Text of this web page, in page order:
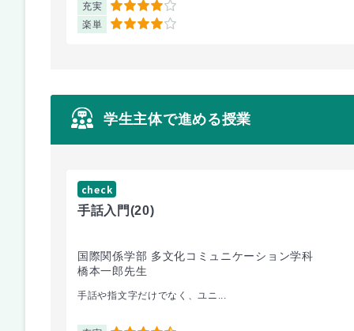
充実 4
楽単 4
学生主体で進める授業
check
手話入門(20)
国際関係学部 多文化コミュニケーション学科
橋本一郎先生
手話や指文字だけでなく、ユニ...